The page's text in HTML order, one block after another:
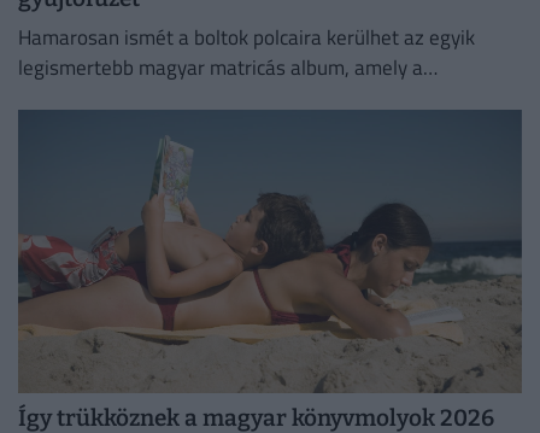
Hamarosan ismét a boltok polcaira kerülhet az egyik
legismertebb magyar matricás album, amely a
Így trükköznek a magyar könyvmolyok 2026